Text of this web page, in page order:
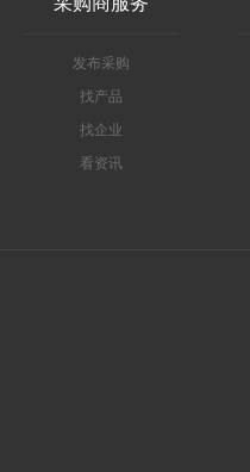
发布采购
找产品
找企业
看资讯